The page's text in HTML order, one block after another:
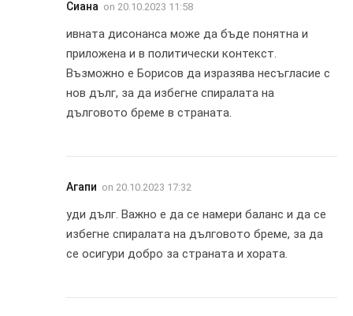
Сиана on 20.10.2023 11:58
ивната дисонанса може да бъде понятна и
приложена и в политически контекст.
Възможно е Борисов да изразява несъгласие с
нов дълг, за да избегне спиралата на
дълговото бреме в страната.
Агапи on 20.10.2023 17:32
уди дълг. Важно е да се намери баланс и да се
избегне спиралата на дълговото бреме, за да
се осигури добро за страната и хората.